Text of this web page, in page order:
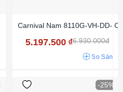
Carnival Nam 8110G-VH-DD-N
5.197.500 ₫6.930.000đ
So Sánh
-25%